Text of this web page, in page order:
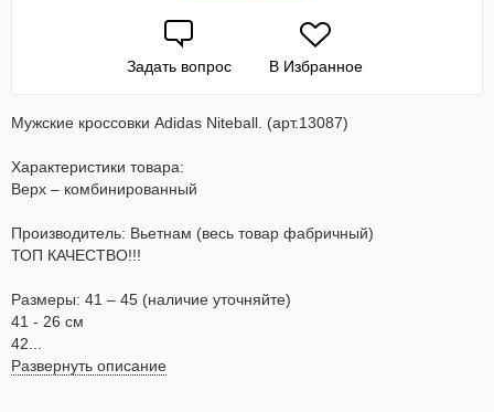
Задать вопрос В Избранное
Мужские кроссовки Adidas Niteball. (арт.13087)
Характеристики товара:
Верх – комбинированный
Производитель: Вьетнам (весь товар фабричный)
ТОП КАЧЕСТВО!!!
Размеры: 41 – 45 (наличие уточняйте)
41 - 26 см
42...
Развернуть описание